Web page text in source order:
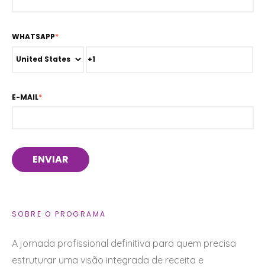
WHATSAPP*
E-MAIL*
SOBRE O PROGRAMA
A jornada profissional definitiva para quem precisa
estruturar uma visão integrada de receita e